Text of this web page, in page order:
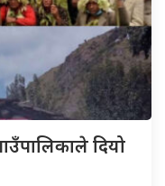
दियो